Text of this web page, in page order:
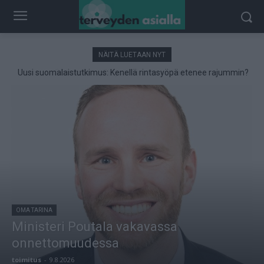
NÄITÄ LUETAAN NYT
Uusi suomalaistutkimus: Kenellä rintasyöpä etenee rajummin?
OMA TARINA
Ministeri Poutala vakavassa
onnettomuudessa
toimitus - 9.8.2026